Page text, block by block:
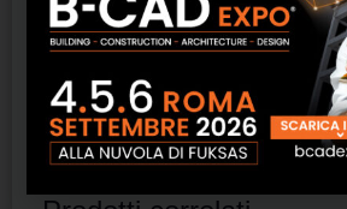
Potenza:2,5 W
Uso:indoor